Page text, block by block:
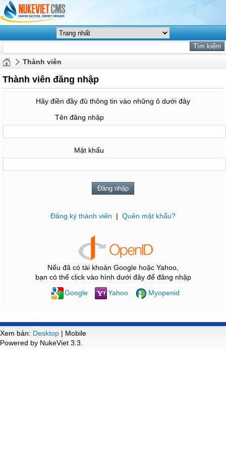
Thành viên
Thành viên đăng nhập
Hãy điền đầy đủ thông tin vào những ô dưới đây
Tên đăng nhập
Mật khẩu
Đăng ký thành viên | Quên mật khẩu?
Nếu đã có tài khoản Google hoặc Yahoo,
bạn có thể click vào hình dưới đây để đăng nhập
Google
Yahoo Myopenid
Xem bản: Desktop | Mobile
Powered by NukeViet 3.3.